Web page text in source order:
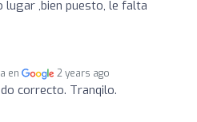
lugar ,bien puesto, le falta
en 2 years ago
correcto. Tranqilo.